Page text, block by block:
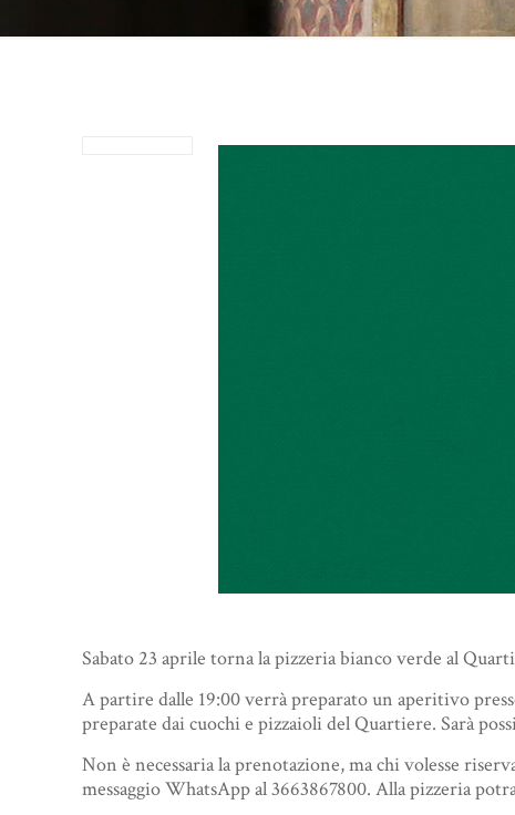
Sabato 23 aprile torna la pizzeria bianco verde al
A partire dalle 19:00 verrà preparato un aperitivo
preparate dai cuochi e pizzaioli del Quartiere. Sarà
Non è necessaria la prenotazione, ma chi volesse
messaggio WhatsApp al 3663867800. Alla pizzeria